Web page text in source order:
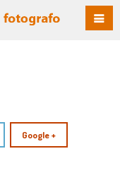
Google +